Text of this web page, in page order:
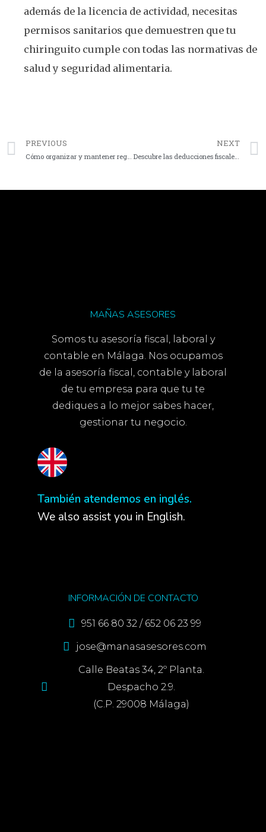
además de la licencia de actividad, necesitas
permisos sanitarios que demuestren que tu
chiringuito cumple con todas las normativas de
salud y seguridad alimentaria.
PREVIOUS
Cómo organizar y mantener registros contables eficientes
NEXT
Descubre las deducciones fiscales que puedes obtener con un coche eléctrico
MAÑAS ASESORES
Somos tu asesoría fiscal, laboral y
contable en Málaga. Nos ocupamos
de la asesoría fiscal, contable y laboral
de tu empresa para que tu te
dediques a lo mejor sabes hacer,
gestionar tu negocio.
También atendemos en inglés.
We also assist you in English.
INFORMACIÓN DE CONTACTO
951 66 80 32 / 652 06 23 99
jose@manasasesores.com
Calle Beatas 34, 2º Planta.
Despacho 2.9.
(C.P. 29008 Málaga)